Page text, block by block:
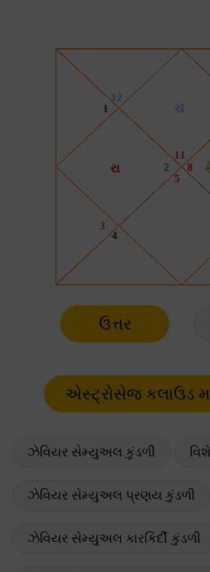
ઉત્તર
ઝેવિયર સેમ્યુઅલ કુંડળી
ઝેવિયર સેમ્યુઅલ પ્રણય કુંડળી
ઝેવિયર સેમ્યુઅલ કારકિર્દી કુંડળી